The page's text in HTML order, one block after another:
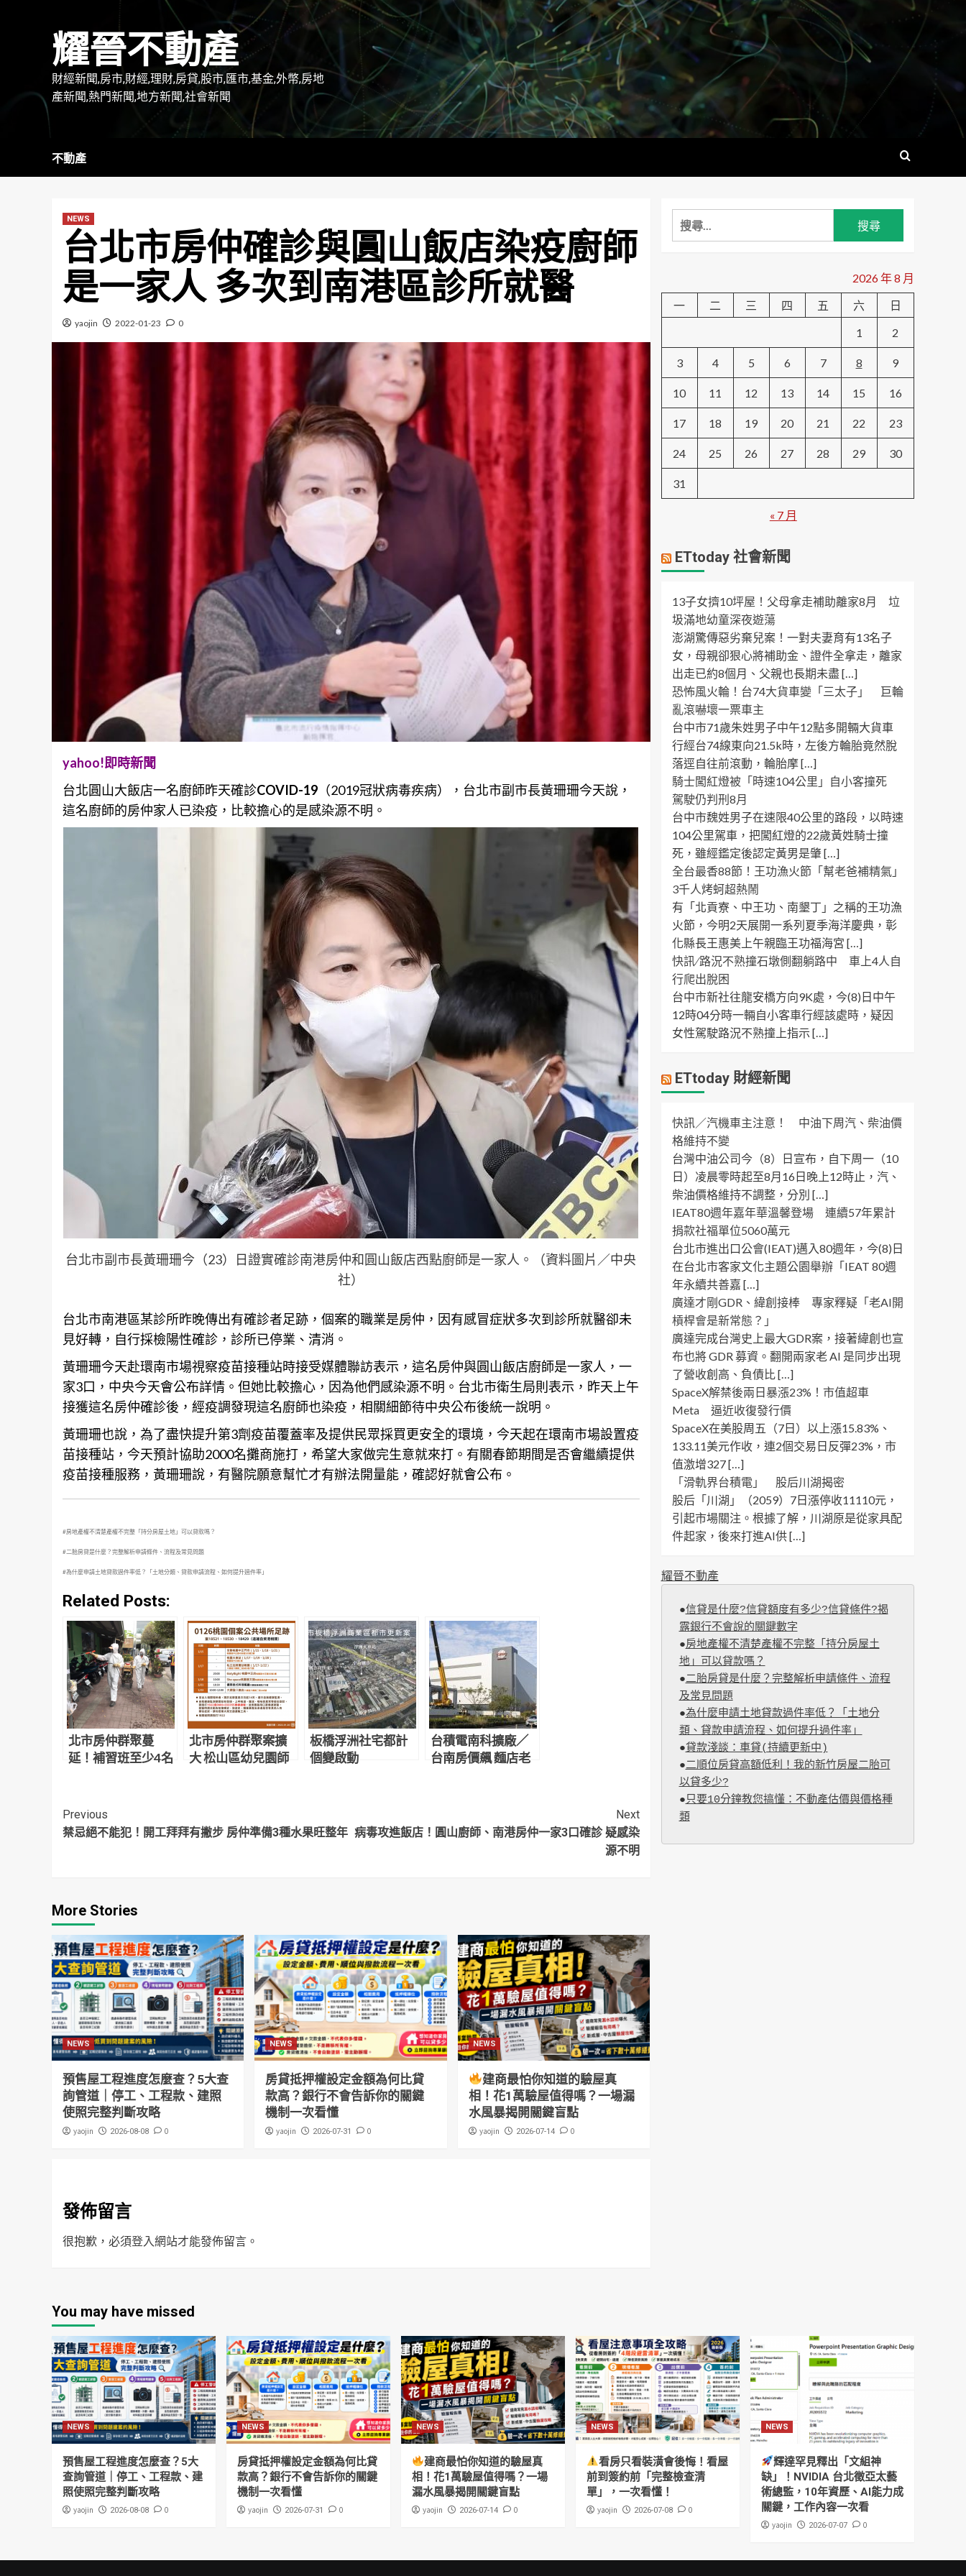
耀晉不動產
財經新聞,房市,財經,理財,房貸,股市,匯市,基金,外幣,房地
產新聞,熱門新聞,地方新聞,社會新聞
不動產
NEWS
台北市房仲確診與圓山飯店染疫廚師
是一家人 多次到南港區診所就醫
yaojin 2022-01-23 0
yahoo!即時新聞
台北圓山大飯店一名廚師昨天確診COVID-19 （2019冠狀病毒疾病），台北市副市長黃珊珊今天說，
這名廚師的房仲家人已染疫，比較擔心的是感染源不明。
台北市副市長黃珊珊今（23）日證實確診南港房仲和圓山飯店西點廚師是一家人。（資料圖片／中央
社）
台北市南港區某診所昨晚傳出有確診者足跡，個案的職業是房仲 ，因有感冒症狀多次到診所就醫卻未
見好轉，自行採檢陽性確診，診所已停業、清消。
黃珊珊今天赴環南市場視察疫苗接種站時接受媒體聯訪表示，這名房仲與圓山飯店廚師是一家人，一
家3口，中央今天會公布詳情。但她比較擔心，因為他們感染源不明。 台北市衛生局則表示，昨天上午
接獲這名房仲確診後，經疫調發現這名廚師也染疫，相關細節待中央公布後統一說明。
黃珊珊也說，為了盡快提升第3劑疫苗覆蓋率及提供民眾採買更安全的環境，今天起在環南市場設置疫
苗接種站，今天預計協助2000名攤商施打，希望大家做完生意就來打。有關春節期間是否會繼續提供
疫苗接種服務，黃珊珊說，有醫院願意幫忙才有辦法開量能，確認好就會公布。
#房地產權不清楚產權不完整「持分房屋土地」可以貸款嗎 ？
#二胎房貸是什麼？完整解析申請條件、流程及常見問題
#為什麼申請土地貸款過件率低？「土地分類、貸款申請流程、如何提升過件率」
Related Posts:
北市房仲群聚蔓
延！補習班至少4名
北市房仲群聚案擴
大 松山區幼兒園師
板橋浮洲社宅都計
個變啟動
台積電南科擴廠／
台南房價飆 麵店老
Continue
Reading
Previous
禁忌絕不能犯！開工拜拜有撇步 房仲準備3種水果旺整年
Next
病毒攻進飯店！圓山廚師、南港房仲一家3口確診 疑感染
源不明
More Stories
NEWS
預售屋工程進度怎麼查？5大查
詢管道｜停工、工程款、建照
使照完整判斷攻略
yaojin 2026-08-08 0
NEWS
房貸抵押權設定金額為何比貸
款高？銀行不會告訴你的關鍵
機制一次看懂
yaojin 2026-07-31 0
NEWS
建商最怕你知道的驗屋真
相！花1萬驗屋值得嗎？一場漏
水風暴揭開關鍵盲點
yaojin 2026-07-14 0
發佈留言
很抱歉，必須登入 網站才能發佈留言。
搜
尋
字:
2026 年 8 月
一
二 三 四 五 六
日
1
2
3 4 5 6 7 8 9
10 11 12 13 14 15 16
17 18 19 20 21 22 23
24 25 26 27 28 29 30
31
« 7 月
ETtoday 社會新聞
13子女擠10坪屋！父母拿走補助離家8月 垃
圾滿地幼童深夜遊蕩
澎湖驚傳惡劣棄兒案！一對夫妻育有13名子
女，母親卻狠心將補助金、證件全拿走，離家
出走已約8個月、父親也長期未盡 […]
恐怖風火輪！台74大貨車變「三太子」 巨輪
亂滾嚇壞一票車主
台中市71歲朱姓男子中午12點多開輛大貨車
行經台74線東向21.5k時，左後方輪胎竟然脫
落逕自往前滾動，輪胎摩 […]
騎士闖紅燈被「時速104公里」自小客撞死
駕駛仍判刑8月
台中市魏姓男子在速限40公里的路段，以時速
104公里駕車，把闖紅燈的22歲黃姓騎士撞
死，雖經鑑定後認定黃男是肇 […]
全台最香88節！王功漁火節「幫老爸補精氣」
3千人烤蚵超熱鬧
有「北貢寮、中王功、南墾丁」之稱的王功漁
火節，今明2天展開一系列夏季海洋慶典，彰
化縣長王惠美上午親臨王功福海宮 […]
快訊 ∕ 路況不熟撞石墩側翻躺路中 車上4人自
行爬出脫困
台中市新社往龍安橋方向9K處，今(8)日中午
12時04分時一輛自小客車行經該處時，疑因
女性駕駛路況不熟撞上指示 […]
ETtoday 財經新聞
快訊／汽機車主注意！ 中油下周汽、柴油價
格維持不變
台灣中油公司今（8）日宣布，自下周一（10
日）凌晨零時起至8月16日晚上12時止，汽、
柴油價格維持不調整，分別 […]
IEAT80週年嘉年華溫馨登場 連續57年累計
捐款社福單位5060萬元
台北市進出口公會(IEAT)邁入80週年，今(8)日
在台北市客家文化主題公園舉辦「IEAT 80週
年永續共善嘉 […]
廣達才剛GDR、緯創接棒 專家釋疑「老AI開
槓桿會是新常態？」
廣達完成台灣史上最大GDR案，接著緯創也宣
布也將 GDR 募資。翻開兩家老 AI 是同步出現
了營收創高、負債比 […]
SpaceX解禁後兩日暴漲23%！市值超車
Meta 逼近收復發行價
SpaceX在美股周五（7日）以上漲15.83%、
133.11美元作收，連2個交易日反彈23%，市
值激增327 […]
「滑軌界台積電」 股后川湖揭密
股后「川湖」（2059）7日漲停收11110元，
引起市場關注。根據了解，川湖原是從家具配
件起家，後來打進AI供 […]
耀晉不動產
●信貸是什麼?信貸額度有多少?信貸條件?揭
露銀行不會說的關鍵數字
●房地產權不清楚產權不完整「持分房屋土
地」可以貸款嗎？
●二胎房貸是什麼？完整解析申請條件、流程
及常見問題
●為什麼申請土地貸款過件率低？「土地分
類、貸款申請流程、如何提升過件率」
●貸款淺談：車貸(持續更新中)
●二順位房貸高額低利！我的新竹房屋二胎可
以貸多少?
●只要10分鐘教您搞懂：不動產估價與價格種
類
You may have missed
NEWS
預售屋工程進度怎麼查？5大
查詢管道｜停工、工程款、建
照使照完整判斷攻略
yaojin 2026-08-08 0
NEWS
房貸抵押權設定金額為何比貸
款高？銀行不會告訴你的關鍵
機制一次看懂
yaojin 2026-07-31 0
NEWS
建商最怕你知道的驗屋真
相！花1萬驗屋值得嗎？一場
漏水風暴揭開關鍵盲點
yaojin 2026-07-14 0
NEWS
看房只看裝潢會後悔！看屋
前到簽約前「完整檢查清
單」，一次看懂！
yaojin 2026-07-08 0
NEWS
輝達罕見釋出「文組神
缺」！NVIDIA 台北徵亞太藝
術總監，10年資歷、AI能力成
關鍵，工作內容一次看
yaojin 2026-07-07 0